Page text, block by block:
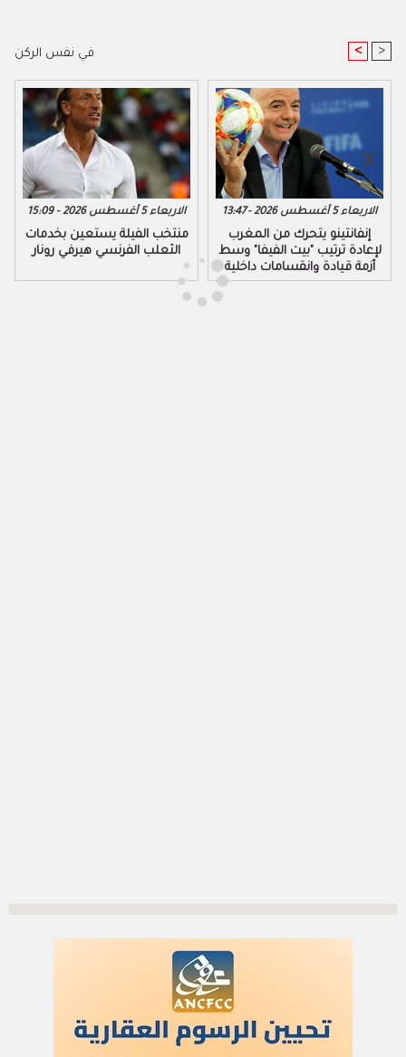
في نفس الركن < >
الاربعاء 5 أغسطس 2026 - 15:09
منتخب الفيلة يستعين بخدمات
الثعلب الفرنسي هيرفي رونار
الاربعاء 5 أغسطس 2026 - 13:47
إنفانتينو يتحرك من المغرب
لإعادة ترتيب "بيت الفيفا" وسط
أزمة قيادة وانقسامات داخلية